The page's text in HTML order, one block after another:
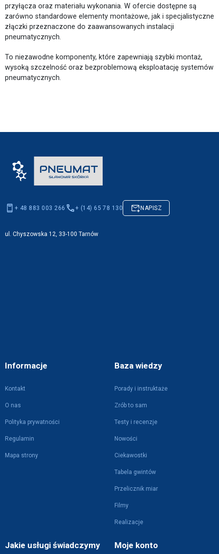
przyłącza oraz materiału wykonania. W ofercie dostępne są
zarówno standardowe elementy montażowe, jak i specjalistyczne
złączki przeznaczone do zaawansowanych instalacji
pneumatycznych.
To niezawodne komponenty, które zapewniają szybki montaż,
wysoką szczelność oraz bezproblemową eksploatację systemów
pneumatycznych.
Informacje
Kontakt
O nas
Polityka prywatności
Regulamin
Mapa strony
Baza wiedzy
Porady i instruktaże
Zrób to sam
Testy i recenzje
Nowości
Ciekawostki
Tabela gwintów
Przelicznik miar
Filmy
Realizacje
Jakie usługi świadczymy Moje konto
+ 48 883 003 266 + (14) 65 78 130 NAPISZ
ul. Chyszowska 12, 33-100 Tarnów